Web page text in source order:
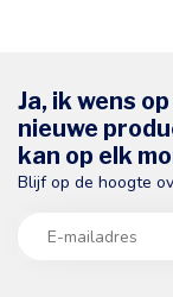
Ja, ik wens
nieuwe
kan op elk
Blijf op de hoogte